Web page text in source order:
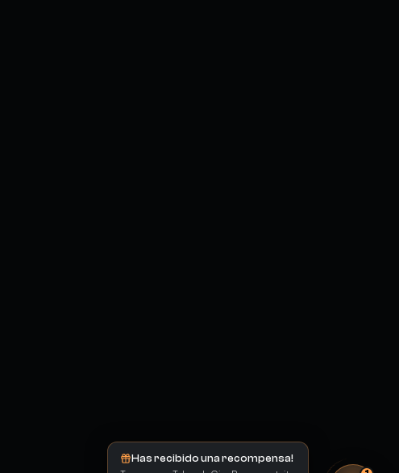
Has recibido una recompensa!